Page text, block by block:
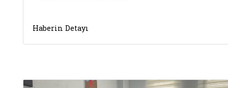
Haberin Detayı